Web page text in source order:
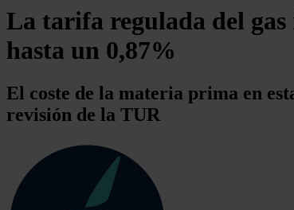
La tarifa regulada del
hasta un 0,87%
El coste de la materia prima en
revisión de la TUR